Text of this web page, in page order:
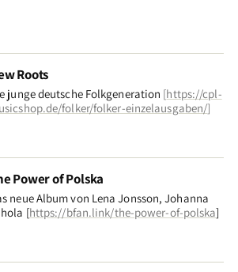
Roots
junge deutsche Folkgeneration [https://cpl-
folker/folker-einzelausgaben/]
Power of Polska
neue Album von Lena Jonsson, Johanna
[https://bfan.link/the-power-of-polska]